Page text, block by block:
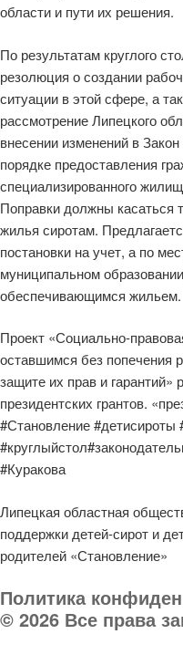
области и пути их решения.
По результатам круглого
резолюция о создании
ситуации в этой сфере, а
рассмотрение Липецкого
внесении изменений в
порядке предоставления
специализированного
Поправки должны касаться
жилья сиротам.
постановки на учет, а по
муниципальном
обеспечивающимся жильем.
Проект «Социально-
оставшимся без попечения
защите их прав и
президентских грантов.
#Становление #детисироты
#Куракова
Липецкая областная
поддержки детей-сирот и
родителей «Становление»
Политика
© 2026 Все права